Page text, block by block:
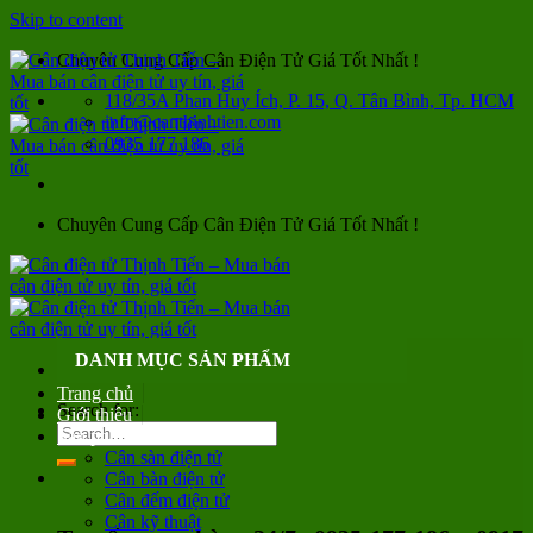
Skip to content
Chuyên Cung Cấp Cân Điện Tử Giá Tốt Nhất !
118/35A Phan Huy Ích, P. 15, Q. Tân Bình, Tp. HCM
info@canthinhtien.com
0935 177 186
Chuyên Cung Cấp Cân Điện Tử Giá Tốt Nhất !
Search for:
DANH MỤC SẢN PHẨM
Trang chủ
Giới thiệu
Sản phẩm
Cân sàn điện tử
Cân bàn điện tử
Cân đếm điện tử
Cân kỹ thuật